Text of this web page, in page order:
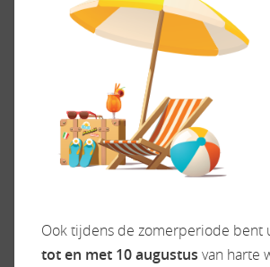
ACCESSOIRES
Exterieur/Interieur
Buitenlamp
Dakluik groot
Elektrische opstap
Keuken
Boiler
Gascomfoor
Ladekast
Vriesvak
Ook tijdens de zomerperiode bent
tot en met 10 augustus van harte